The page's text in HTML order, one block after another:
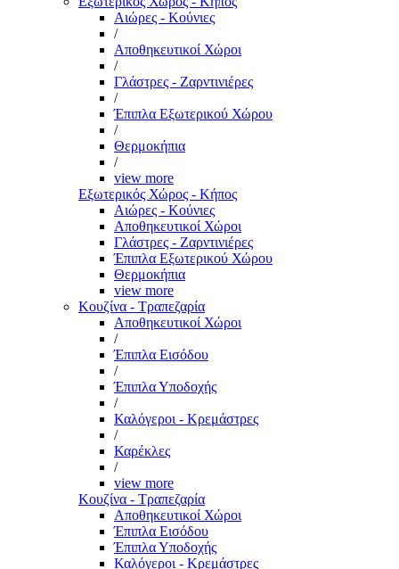
Αιώρες - Κούνιες
/
Αποθηκευτικοί Χώροι
/
Γλάστρες - Ζαρντινιέρες
/
Έπιπλα Εξωτερικού Χώρου
/
Θερμοκήπια
/
view more
Εξωτερικός Χώρος - Κήπος
Αιώρες - Κούνιες
Αποθηκευτικοί Χώροι
Γλάστρες - Ζαρντινιέρες
Έπιπλα Εξωτερικού Χώρου
Θερμοκήπια
view more
Κουζίνα - Τραπεζαρία
Αποθηκευτικοί Χώροι
/
Έπιπλα Εισόδου
/
Έπιπλα Υποδοχής
/
Καλόγεροι - Κρεμάστρες
/
Καρέκλες
/
view more
Κουζίνα - Τραπεζαρία
Αποθηκευτικοί Χώροι
Έπιπλα Εισόδου
Έπιπλα Υποδοχής
Καλόγεροι - Κρεμάστρες